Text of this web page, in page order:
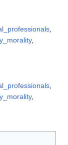
,
,
,
,